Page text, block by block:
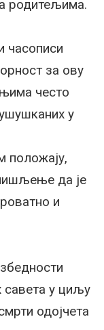
родитељима.
часописи
за ову
често
у
положају,
да је
и
савета у циљу
одојчета